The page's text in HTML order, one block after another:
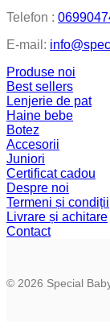
Telefon :
E-mail:
Produse noi
Best sellers
Lenjerie de pat
Haine bebe
Botez
Accesorii
Juniori
Certificat cadou
Despre noi
Termeni și condiții
Livrare și achitare
Contact
© 2026 Special